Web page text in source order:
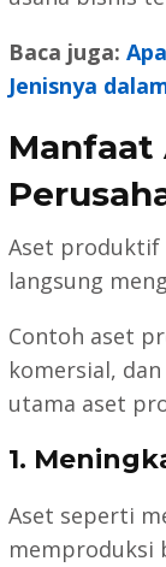
Baca juga:
Jenisnya
Aset produktif
langsung
Contoh aset
komersial,
utama aset
1.
Aset seperti
memproduksi